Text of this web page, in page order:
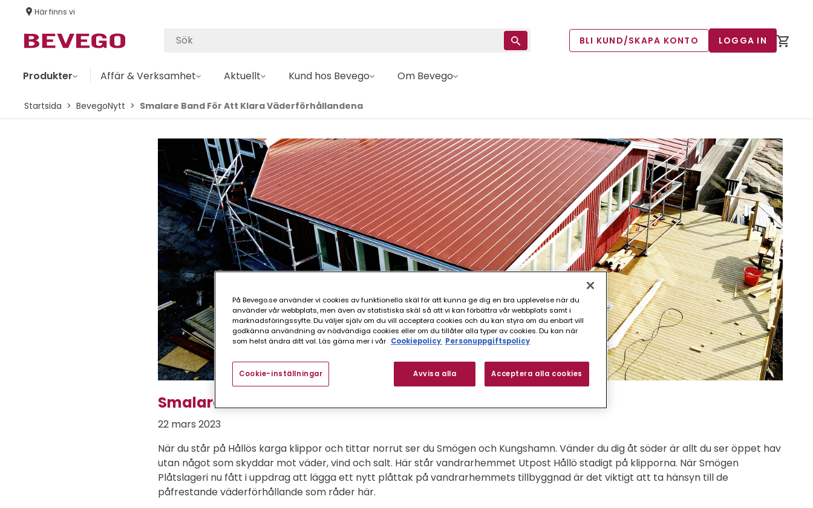
Här finns vi
BLI KUND/SKAPA KONTO LOGGA IN
Produkter Affär & Verksamhet Aktuellt Kund hos Bevego Om Bevego
Startsida BevegoNytt Smalare Band För Att Klara Väderförhållandena
Smalare band för att klara väderförhållandena
22 mars 2023
När du står på Hållös karga klippor och tittar norrut ser du Smögen och Kungshamn. Vänder du dig åt söder är allt du ser öppet hav
utan något som skyddar mot väder, vind och salt. Här står vandrarhemmet Utpost Hållö stadigt på klipporna. När Smögen
Plåtslageri nu fått i uppdrag att lägga ett nytt plåttak på vandrarhemmets tillbyggnad är det viktigt att ta hänsyn till de
påfrestande väderförhållande som råder här.
På Bevego.se använder vi cookies av funktionella skäl för att kunna ge dig en bra upplevelse när du
använder vår webbplats, men även av statistiska skäl så att vi kan förbättra vår webbplats samt i
marknadsföringssyfte. Du väljer själv om du vill acceptera cookies och du kan styra om du enbart vill
godkänna användning av nödvändiga cookies eller om du tillåter alla typer av cookies. Du kan när
som helst ändra ditt val. Läs gärna mer i vår Cookiepolicy Personuppgiftspolicy
Avvisa alla Acceptera alla cookies
Cookie-inställningar